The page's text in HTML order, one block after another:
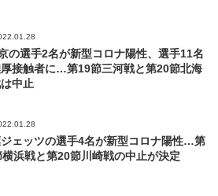
の選手2名が新型コロナ陽性、選手11名
接触者に…第19節三河戦と第20節北海
中止
ェッツの選手4名が新型コロナ陽性…第
浜戦と第20節川崎戦の中止が決定